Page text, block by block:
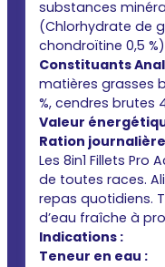
substances
(Chlorhydrate de
chondroïtine 0,5
Constituants
matières grasses
%, cendres brutes
Valeur
Ration
Les 8in1 Fillets Pro
de toutes races.
repas quotidiens.
d’eau fraîche à
Indications :
Teneur en eau :